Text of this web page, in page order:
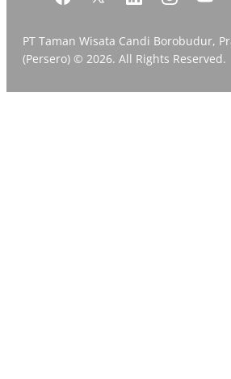
PT Taman Wisata Candi Borobudur,
(Persero) © 2026. All Rights Reserved.